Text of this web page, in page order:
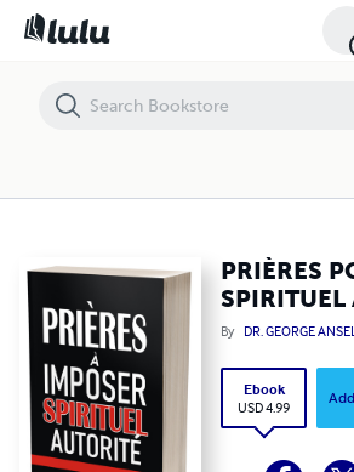
PRIÈRES
SPIRITUEL
By DR. GEORGE
Ebook
USD 4.99
PRIÈRES POUR IMPOSER SPIRITUEL AUTORITÉ